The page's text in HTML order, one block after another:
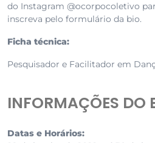
do Instagram @ocorpocoletivo
inscreva pelo formulário da bio.
Ficha técnica:
Pesquisador e Facilitador em
INFORMAÇÕES DO
Datas e Horários: